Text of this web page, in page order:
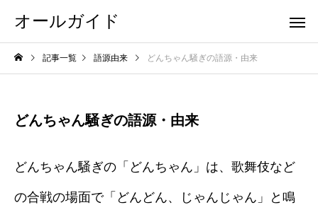
オールガイド
記事一覧 語源由来 どんちゃん騒ぎの語源・由来
どんちゃん騒ぎの語源・由来
どんちゃん騒ぎの「どんちゃん」は、歌舞伎など
の合戦の場面で「どんどん、じゃんじゃん」と鳴